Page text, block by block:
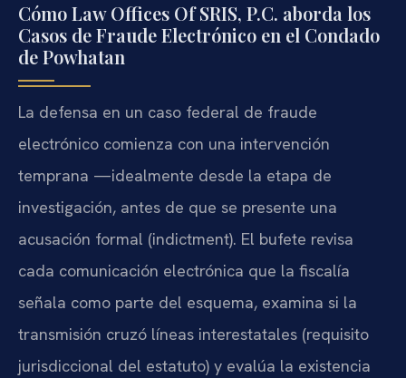
Cómo Law Offices Of SRIS, P.C. aborda los
Casos de Fraude Electrónico en el Condado
de Powhatan
La defensa en un caso federal de fraude
electrónico comienza con una intervención
temprana —idealmente desde la etapa de
investigación, antes de que se presente una
acusación formal (indictment). El bufete revisa
cada comunicación electrónica que la fiscalía
señala como parte del esquema, examina si la
transmisión cruzó líneas interestatales (requisito
jurisdiccional del estatuto) y evalúa la existencia